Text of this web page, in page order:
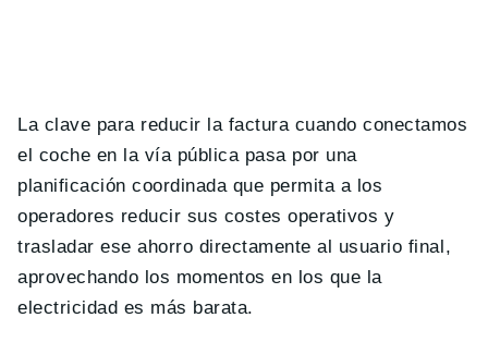
La clave para reducir la factura cuando conectamos
el coche en la vía pública pasa por una
planificación coordinada que permita a los
operadores reducir sus costes operativos y
trasladar ese ahorro directamente al usuario final,
aprovechando los momentos en los que la
electricidad es más barata.